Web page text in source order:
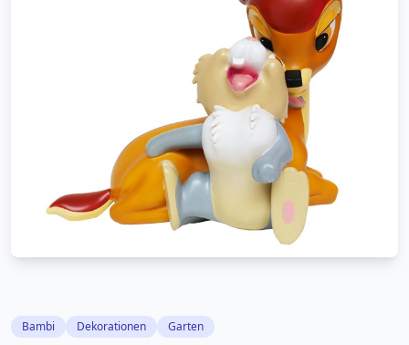
Bambi Dekorationen Garten